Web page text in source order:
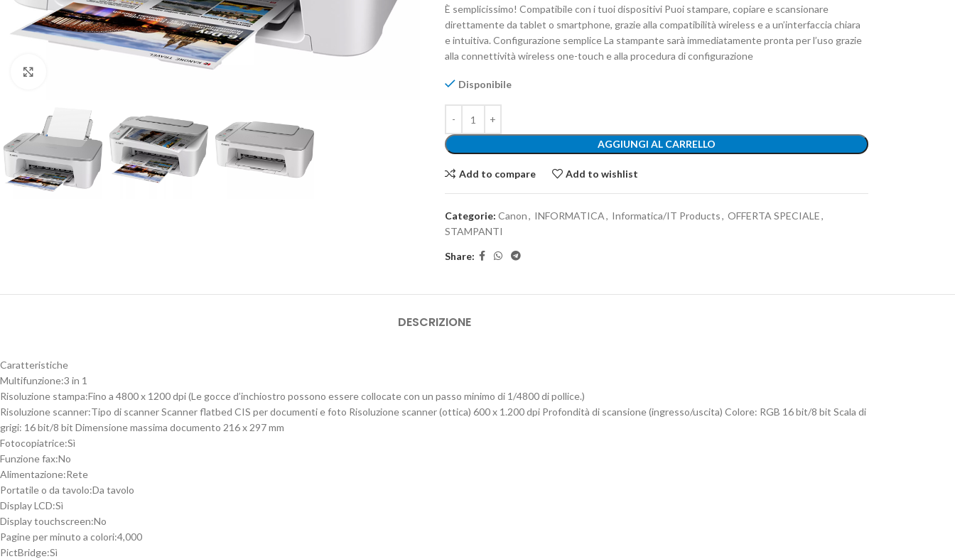
È semplicissimo! Compatibile con i tuoi dispositivi Puoi stampare, copiare e scansionare
direttamente da tablet o smartphone, grazie alla compatibilità wireless e a un’interfaccia chiara
e intuitiva. Configurazione semplice La stampante sarà immediatamente pronta per l’uso grazie
alla connettività wireless one-touch e alla procedura di configurazione
Disponibile
AGGIUNGI AL CARRELLO
Add to compare Add to wishlist
Categorie: Canon, INFORMATICA, Informatica/IT Products, OFFERTA SPECIALE,
STAMPANTI
Share:
DESCRIZIONE
Caratteristiche
Multifunzione:3 in 1
Risoluzione stampa:Fino a 4800 x 1200 dpi (Le gocce d’inchiostro possono essere collocate con un passo minimo di 1/4800 di pollice.)
Risoluzione scanner:Tipo di scanner Scanner flatbed CIS per documenti e foto Risoluzione scanner (ottica) 600 x 1.200 dpi Profondità di scansione (ingresso/uscita) Colore: RGB 16 bit/8 bit Scala di
grigi: 16 bit/8 bit Dimensione massima documento 216 x 297 mm
Fotocopiatrice:Sì
Funzione fax:No
Alimentazione:Rete
Portatile o da tavolo:Da tavolo
Display LCD:Sì
Display touchscreen:No
Pagine per minuto a colori:4,000
PictBridge:Sì